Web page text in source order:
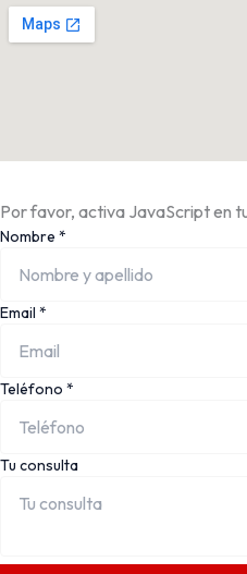
Por favor, activa JavaScript en
Nombre *
Email *
Teléfono *
Tu consulta